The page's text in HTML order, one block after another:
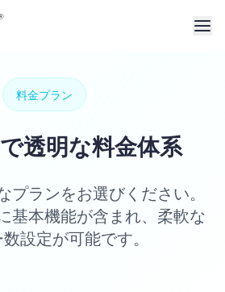
料金プラン
透明な料金体系
プランをお選びください。
基本機能が含まれ、柔軟な
設定が可能です。